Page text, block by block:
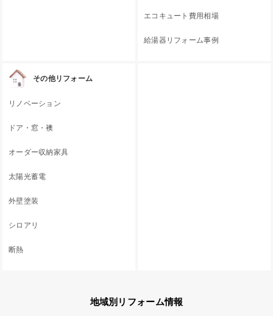
エコキュート費用相場
給湯器リフォーム事例
その他リフォーム
リノベーション
ドア・窓・襖
オーダー収納家具
太陽光蓄電
外壁塗装
シロアリ
断熱
地域別リフォーム情報